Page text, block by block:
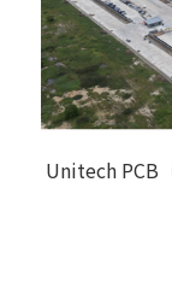
Unitech PCB